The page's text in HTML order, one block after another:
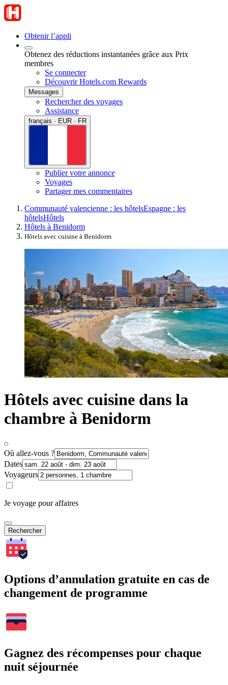
Obtenir l’appli
Obtenez des réductions instantanées grâce aux Prix
membres
Se connecter
Découvrir Hotels.com Rewards
Messages
Rechercher des voyages
Assistance
français · EUR · FR
Publier votre annonce
Voyages
Partager mes commentaires
Communauté valencienne : les hôtelsEspagne : les
hôtelsHôtels
Hôtels à Benidorm
Hôtels avec cuisine à Benidorm
Hôtels avec cuisine dans la
chambre à Benidorm
Où allez-vous ?
Dates
Voyageurs
Je voyage pour affaires
Rechercher
Options d’annulation gratuite en cas de
changement de programme
Gagnez des récompenses pour chaque
nuit séjournée